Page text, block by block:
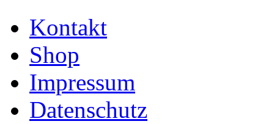
Kontakt
Shop
Impressum
Datenschutz